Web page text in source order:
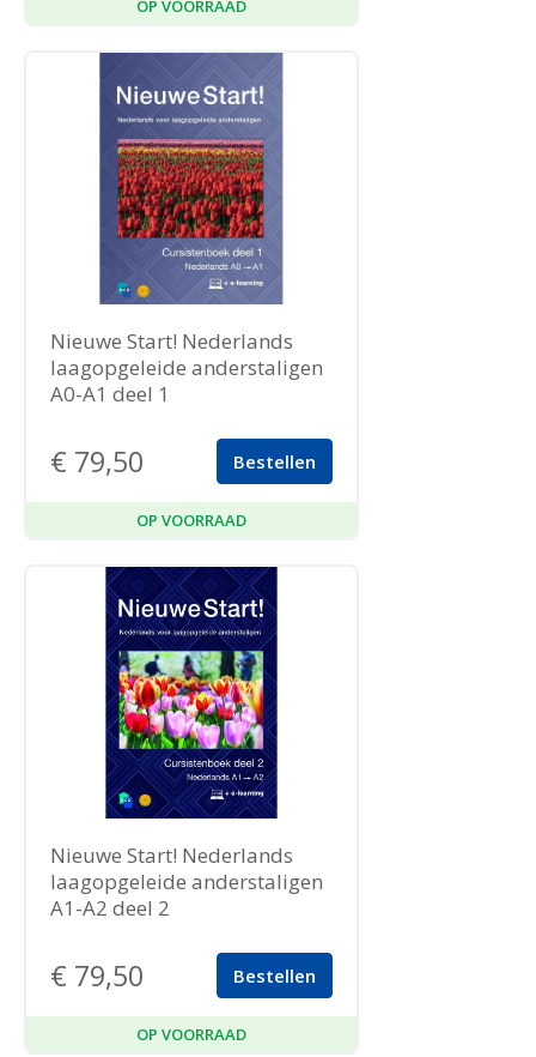
OP VOORRAAD
Nieuwe Start! Nederlands
laagopgeleide anderstaligen
A0-A1 deel 1
€ 79,50 Bestellen
OP VOORRAAD
Nieuwe Start! Nederlands
laagopgeleide anderstaligen
A1-A2 deel 2
€ 79,50 Bestellen
OP VOORRAAD